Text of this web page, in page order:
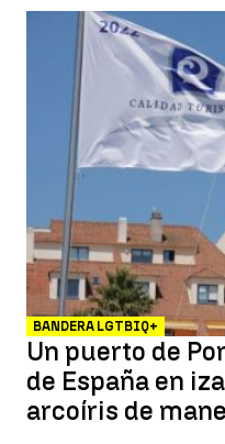
BANDERA LGTBIQ+
Un puerto de
de España en
arcoíris de